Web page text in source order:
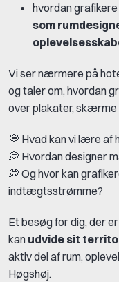
hvordan grafikere
som
Vi ser nærmere på
og taler om, hvordan
over plakater, skærme
💭 Hvad kan vi lære af
💭 Hvordan designer
💭 Og hvor kan
indtægtsstrømme?
Et besøg for dig, der
kan udvide sit
aktiv del af rum,
Høgshøj.